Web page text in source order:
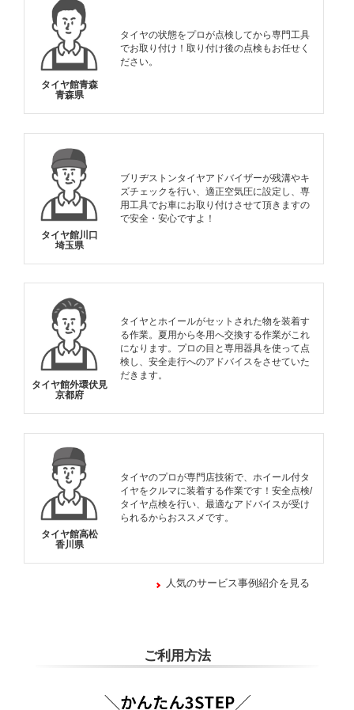
タイヤ館青森
青森県
タイヤの状態をプロが点検してから専門工具
でお取り付け！取り付け後の点検もお任せく
ださい。
タイヤ館川口
埼玉県
ブリヂストンタイヤアドバイザーが残溝やキ
ズチェックを行い、適正空気圧に設定し、専
用工具でお車にお取り付けさせて頂きますの
で安全・安心ですよ！
タイヤ館外環伏見
京都府
タイヤとホイールがセットされた物を装着す
る作業。夏用から冬用へ交換する作業がこれ
になります。プロの目と専用器具を使って点
検し、安全走行へのアドバイスをさせていた
だきます。
タイヤ館高松
香川県
タイヤのプロが専門店技術で、ホイール付タ
イヤをクルマに装着する作業です！安全点検/
タイヤ点検を行い、最適なアドバイスが受け
られるからおススメです。
人気のサービス事例紹介を見る
ご利用方法